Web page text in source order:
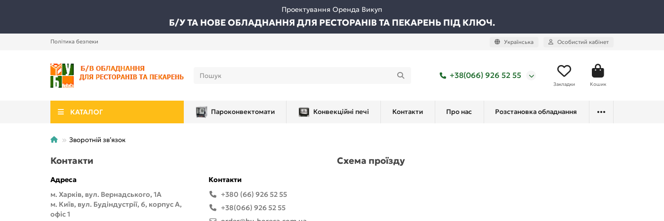
Проектування Оренда Викуп
Б/У ТА НОВЕ ОБЛАДНАННЯ ДЛЯ РЕСТОРАНІВ ТА ПЕКАРЕНЬ ПІД КЛЮЧ.
Політика безпеки Українська Особистий кабінет
+38(066) 926 52 55
Закладки Кошик
КАТАЛОГ Пароконвектомати Конвекційні печі Контакти Про нас Розстановка обладнання
Зворотній зв’язок
Контакти
Адреса
м. Харків, вул. Вернадського, 1А
м. Київ, вул. Будіндустрії, 6, корпус А,
офіс 1
Контакти
+380 (66) 926 52 55
+38(066) 926 52 55
Схема проїзду